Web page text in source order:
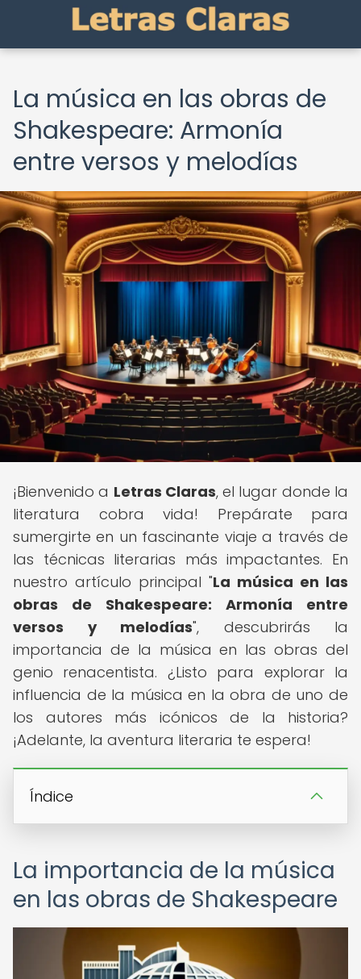
La música en las obras de
Shakespeare: Armonía
entre versos y melodías
¡Bienvenido a Letras Claras, el lugar donde la
literatura cobra vida! Prepárate para
sumergirte en un fascinante viaje a través de
las técnicas literarias más impactantes. En
nuestro artículo principal "La música en las
obras de Shakespeare: Armonía entre
versos y melodías", descubrirás la
importancia de la música en las obras del
genio renacentista. ¿Listo para explorar la
influencia de la música en la obra de uno de
los autores más icónicos de la historia?
¡Adelante, la aventura literaria te espera!
Índice
La importancia de la música
en las obras de Shakespeare